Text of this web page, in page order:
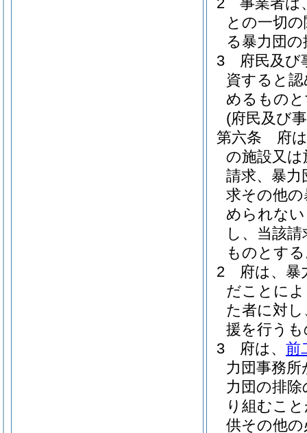
との一切
る暴力団
3
府民及び
資すると
めるもの
(府民及び
第六条
府
の施設又
請求、暴
求その他
められな
し、当該
ものとす
2
府は、暴
だことに
た者に対
援を行う
3
府は、 前
力団事務
力団の排
り組むこ
供その他